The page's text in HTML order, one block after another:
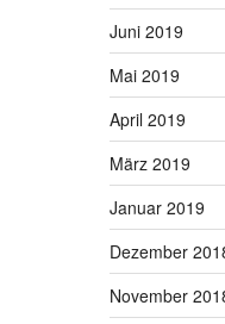
Juni 2019
Mai 2019
April 2019
März 2019
Januar 2019
Dezember
November